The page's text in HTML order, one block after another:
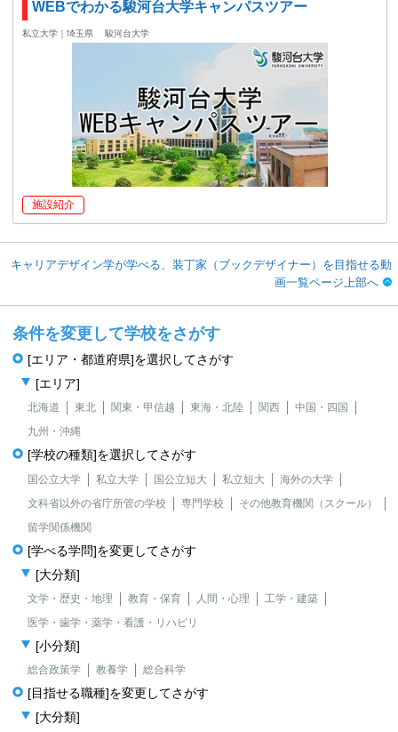
WEBでわかる駿河台大学キャンパスツアー
私立大学｜埼玉県 駿河台大学
施設紹介
キャリアデザイン学が学べる、装丁家（ブックデザイナー）を目指せる動
画一覧ページ上部へ
条件を変更して学校をさがす
[エリア・都道府県]を選択してさがす
[エリア]
北海道 東北 関東・甲信越 東海・北陸 関西
中国・四国
九州・沖縄
[学校の種類]を選択してさがす
国公立大学 私立大学 国公立短大 私立短大
海外の大学
文科省以外の省庁所管の学校
専門学校
その他教育機関（スクール）
留学関係機関
[学べる学問]を変更してさがす
[大分類]
文学・歴史・地理 教育・保育 人間・心理
工学・建築
医学・歯学・薬学・看護・リハビリ
[小分類]
総合政策学 教養学 総合科学
[目指せる職種]を変更してさがす
[大分類]